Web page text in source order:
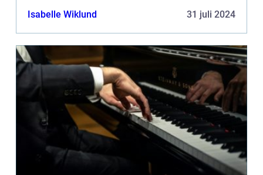
Isabelle Wiklund 31 juli 2024